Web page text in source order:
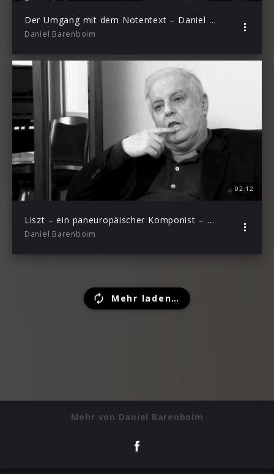
Der Umgang mit dem Notentext – Daniel Barenboim über Franz Liszt – Episode 4
Daniel Barenboim
02:12
Liszt – ein paneuropäischer Komponist – Daniel Barenboim über Franz Liszt – Episode 1
Daniel Barenboim
Mehr laden…
Mehr von Daniel Barenboim